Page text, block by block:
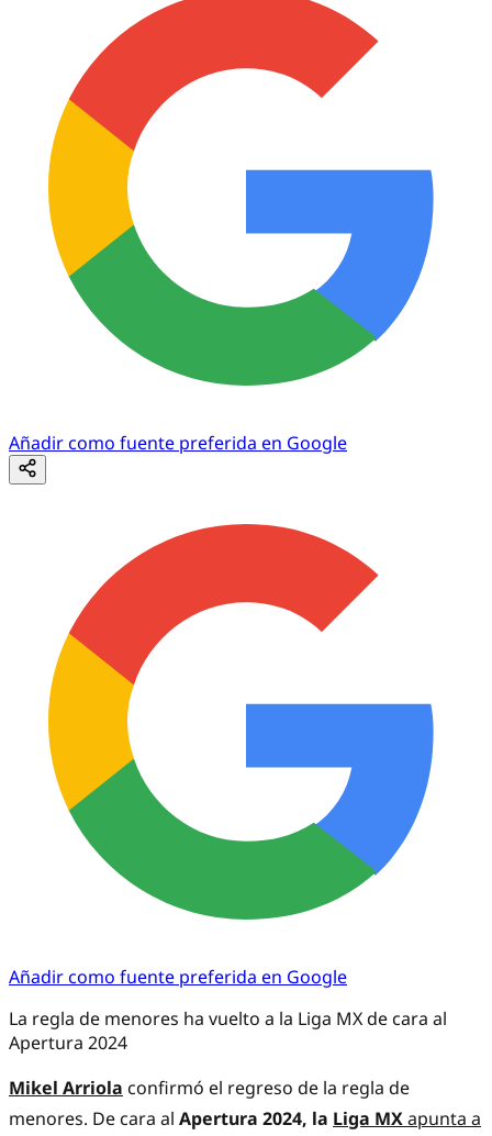
Añadir como fuente preferida en Google
Añadir como fuente preferida en Google
La regla de menores ha vuelto a la Liga MX de cara al
Apertura 2024
Mikel Arriola confirmó el regreso de la regla de
menores. De cara al Apertura 2024, la Liga MXapunta a